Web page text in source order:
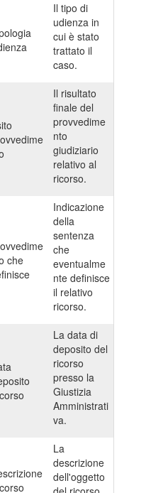
Il tipo di
udienza in
cui è stato
trattato il
caso.
Il risultato
finale del
provvedime
nto
giudiziario
relativo al
ricorso.
che
Indicazione
della
sentenza
che
eventualme
nte definisce
il relativo
ricorso.
La data di
deposito del
ricorso
presso la
Giustizia
Amministrati
va.
La
descrizione
dell'oggetto